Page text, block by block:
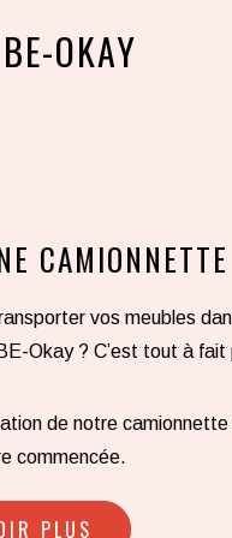
OKAY
CAMIONNETTE
vos meubles
Okay ? C’est tout à fait
de notre
commencée.
PLUS